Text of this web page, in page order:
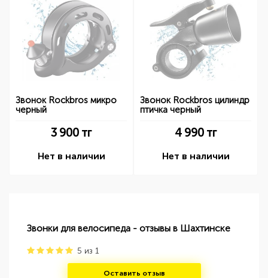
Звонок Rockbros микро
черный
3 900 тг
Нет в наличии
Звонок Rockbros цилиндр
птичка черный
4 990 тг
Нет в наличии
Звонки для велосипеда - отзывы в Шахтинске
5 из 1
Оставить отзыв